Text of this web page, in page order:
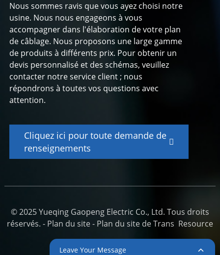
Nous sommes ravis que vous ayez choisi notre
usine. Nous nous engageons à vous
accompagner dans l'élaboration de votre plan
de câblage. Nous proposons une large gamme
de produits à différents prix. Pour obtenir un
devis personnalisé et des schémas, veuillez
contacter notre service client ; nous
répondrons à toutes vos questions avec
attention.
Cliquez ici pour toute demande de
renseignements
© 2025 Yueqing Gaopeng Electric Co., Ltd. Tous droits
réservés. - Plan du site- Plan du site de Trans Resource
Leave Your Message